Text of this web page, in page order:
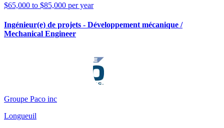
$65,000 to $85,000 per year
Ingénieur(e) de projets - Développement mécanique /
Mechanical Engineer
Groupe Paco inc
Longueuil